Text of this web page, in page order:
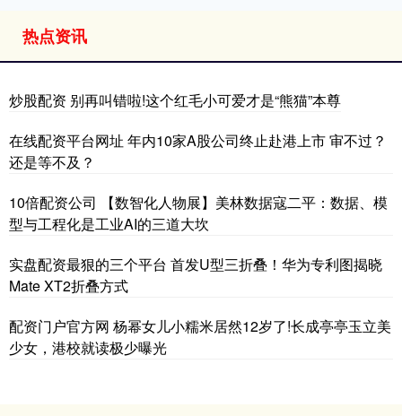
热点资讯
炒股配资 别再叫错啦!这个红毛小可爱才是“熊猫”本尊
在线配资平台网址 年内10家A股公司终止赴港上市 审不过？
还是等不及？
10倍配资公司 【数智化人物展】美林数据寇二平：数据、模
型与工程化是工业AI的三道大坎
实盘配资最狠的三个平台 首发U型三折叠！华为专利图揭晓
Mate XT2折叠方式
配资门户官方网 杨幂女儿小糯米居然12岁了!长成亭亭玉立美
少女，港校就读极少曝光